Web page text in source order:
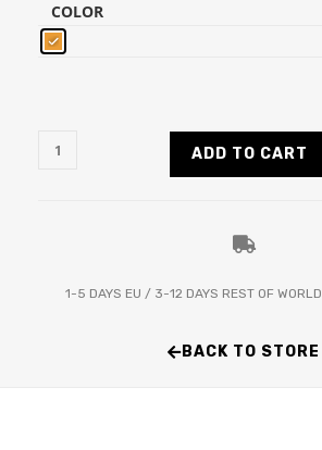
COLOR
ADD TO CART
1-5 DAYS EU / 3-12 DAYS REST OF WORLD
BACK TO STORE